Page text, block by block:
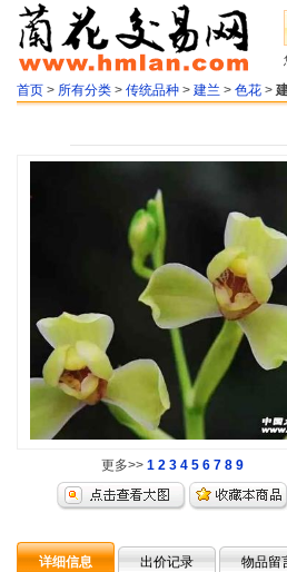
首页 > 所有分类 > 传统品种 > 建兰 > 色花 >
更多>> 1 2 3 4 5 6 7 8 9
详细信息 出价记录 物品留